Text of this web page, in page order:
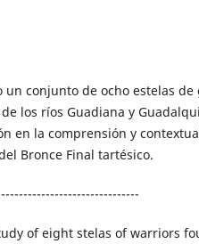
un conjunto de ocho estelas
los ríos Guadiana y
en la comprensión y
Bronce Final tartésico.
of eight stelas of warriors